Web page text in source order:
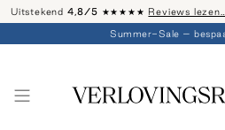
Uitstekend 4,8/5 ★★★★★ Reviews lezen…
Summer-Sale –